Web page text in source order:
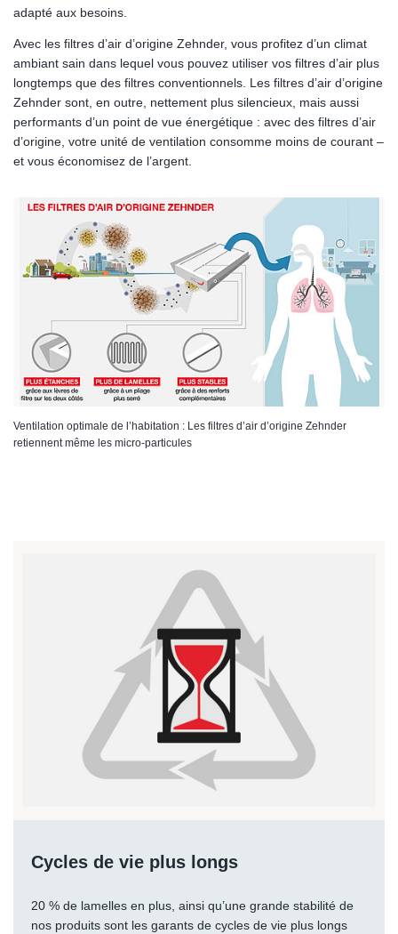
adapté aux besoins.
Avec les filtres d’air d’origine Zehnder, vous profitez d’un climat
ambiant sain dans lequel vous pouvez utiliser vos filtres d’air plus
longtemps que des filtres conventionnels. Les filtres d’air d’origine
Zehnder sont, en outre, nettement plus silencieux, mais aussi
performants d’un point de vue énergétique : avec des filtres d’air
d’origine, votre unité de ventilation consomme moins de courant –
et vous économisez de l’argent.
Ventilation optimale de l’habitation : Les filtres d’air d’origine Zehnder
retiennent même les micro-particules
Cycles de vie plus longs
20 % de lamelles en plus, ainsi qu’une grande stabilité de
nos produits sont les garants de cycles de vie plus longs